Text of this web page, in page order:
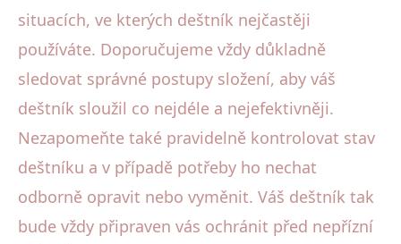
situacích, ve kterých deštník nejčastěji
používáte. Doporučujeme vždy důkladně
sledovat správné postupy složení, aby váš
deštník sloužil co nejdéle a nejefektivněji.
Nezapomeňte také pravidelně kontrolovat stav
deštníku a v případě potřeby ho nechat
odborně opravit nebo vyměnit. Váš deštník tak
bude vždy připraven vás ochránit před nepřízní